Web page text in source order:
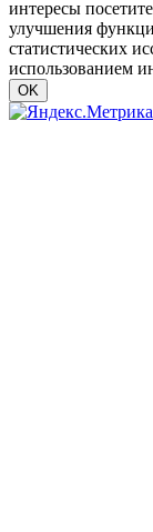
интересы
улучшения
статистических
использованием
OK